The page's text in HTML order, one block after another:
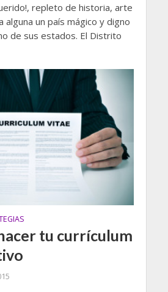
repleto de historia, arte
alguna un país mágico y digno
de sus estados. El Distrito
tu currículum